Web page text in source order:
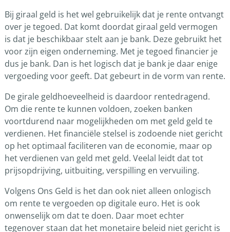
Bij giraal geld is het wel gebruikelijk dat je rente ontvangt
over je tegoed. Dat komt doordat giraal geld vermogen
is dat je beschikbaar stelt aan je bank. Deze gebruikt het
voor zijn eigen onderneming. Met je tegoed financier je
dus je bank. Dan is het logisch dat je bank je daar enige
vergoeding voor geeft. Dat gebeurt in de vorm van rente.
De girale geldhoeveelheid is daardoor rentedragend.
Om die rente te kunnen voldoen, zoeken banken
voortdurend naar mogelijkheden om met geld geld te
verdienen. Het financiële stelsel is zodoende niet gericht
op het optimaal faciliteren van de economie, maar op
het verdienen van geld met geld. Veelal leidt dat tot
prijsopdrijving, uitbuiting, verspilling en vervuiling.
Volgens Ons Geld is het dan ook niet alleen onlogisch
om rente te vergoeden op digitale euro. Het is ook
onwenselijk om dat te doen. Daar moet echter
tegenover staan dat het monetaire beleid niet gericht is